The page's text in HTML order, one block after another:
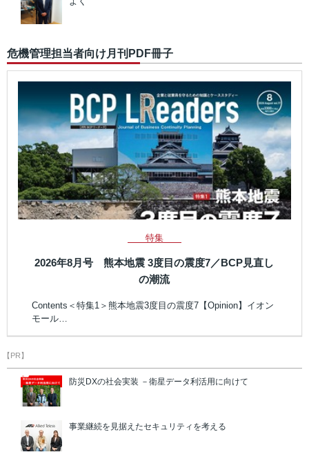
危機管理担当者向け月刊PDF冊子
特集
2026年8月号 熊本地震 3度目の震度7／BCP見直し
の潮流
Contents＜特集1＞熊本地震3度目の震度7【Opinion】イオン
モール…
【PR】
防災DXの社会実装 －衛星データ利活用に向けて
事業継続を見据えたセキュリティを考える